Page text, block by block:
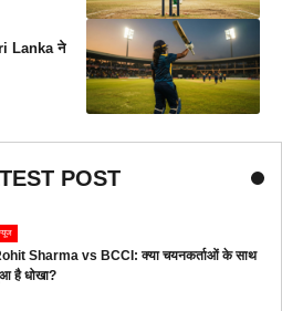
Lanka ने
POST
Sharma vs BCCI: क्या चयनकर्ताओं के साथ
है धोखा?